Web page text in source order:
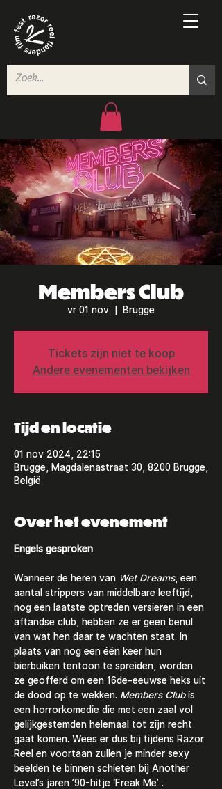
Members Club
vr 01 nov Brugge
Tickets zijn niet te koop
Andere evenementen bekijken
Tijd en locatie
01 nov 2024, 22:15
Brugge, Magdalenastraat 30, 8200 Brugge,
België
Over het evenement
Engels gesproken
Wanneer de heren van Wet Dreams, een
aantal strippers van middelbare leeftijd,
nog een laatste optreden versieren in een
aftandse club, hebben ze er geen benul
van wat hen daar te wachten staat. In
plaats van nog een één keer hun
bierbuiken tentoon te spreiden, worden
ze geofferd om een 16de-eeuwse heks uit
de dood op te wekken. Members Club is
een horrorkomedie die met een zaal vol
gelijkgestemden helemaal tot zijn recht
gaat komen. Wees er dus bij tijdens Razor
Reel en voortaan zullen je minder sexy
beelden te binnen schieten bij Another
Level’s jaren ’90-hitje ‘Freak Me’ .